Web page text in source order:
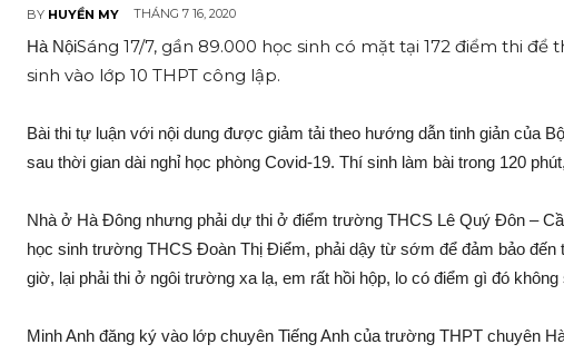
BY HUYỀN MY THÁNG 7 16, 2020
Hà NộiSáng 17/7, gần 89.000 học sinh có mặt tại 172 điểm thi
sinh vào lớp 10 THPT công lập.
Bài thi tự luận với nội dung được giảm tải theo hướng dẫn tinh giản của
sau thời gian dài nghỉ học phòng Covid-19. Thí sinh làm bài trong 120
Nhà ở Hà Đông nhưng phải dự thi ở điểm trường THCS Lê Quý Đôn –
học sinh trường THCS Đoàn Thị Điểm, phải dậy từ sớm để đảm bảo
giờ, lại phải thi ở ngôi trường xa lạ, em rất hồi hộp, lo có điểm gì đó không
Minh Anh đăng ký vào lớp chuyên Tiếng Anh của trường THPT chuyên